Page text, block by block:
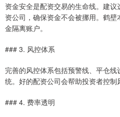
资金安全是配资交易的生命线。建
资公司，确保资金不会被挪用。鹤
金隔离账户。
### 3. 风控体系
完善的风控体系包括预警线、平仓
统。好的配资公司会帮助投资者控制
### 4. 费率透明